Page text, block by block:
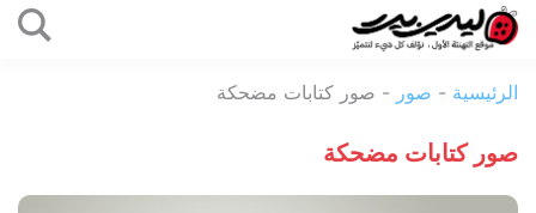
المحتوى
بيرد
الرئيسية - صور - صور كتابات مضحكة
صور كتابات مضحكة